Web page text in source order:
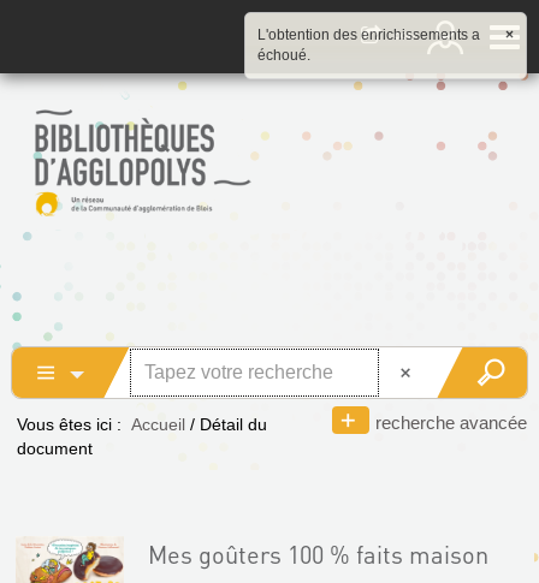
recherche avancée
Vous êtes ici : Accueil / Détail du
document
Mes goûters 100 % faits maison
×
L'obtention des enrichissements a
échoué.